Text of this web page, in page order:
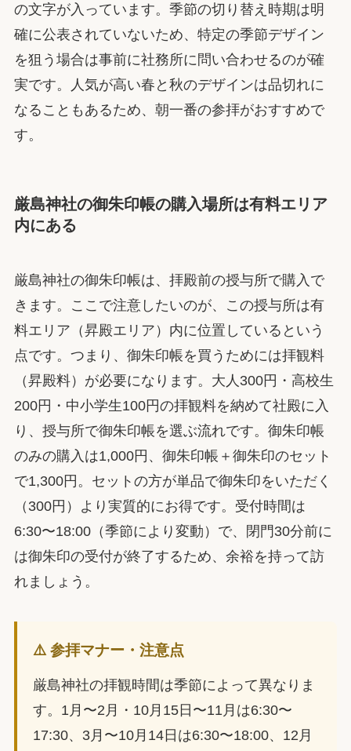
の文字が入っています。季節の切り替え時期は明
確に公表されていないため、特定の季節デザイン
を狙う場合は事前に社務所に問い合わせるのが確
実です。人気が高い春と秋のデザインは品切れに
なることもあるため、朝一番の参拝がおすすめで
す。
厳島神社の御朱印帳の購入場所は有料エリア
内にある
厳島神社の御朱印帳は、拝殿前の授与所で購入で
きます。ここで注意したいのが、この授与所は有
料エリア（昇殿エリア）内に位置しているという
点です。つまり、御朱印帳を買うためには拝観料
（昇殿料）が必要になります。大人300円・高校生
200円・中小学生100円の拝観料を納めて社殿に入
り、授与所で御朱印帳を選ぶ流れです。御朱印帳
のみの購入は1,000円、御朱印帳＋御朱印のセット
で1,300円。セットの方が単品で御朱印をいただく
（300円）より実質的にお得です。受付時間は
6:30〜18:00（季節により変動）で、閉門30分前に
は御朱印の受付が終了するため、余裕を持って訪
れましょう。
⚠️ 参拝マナー・注意点
厳島神社の拝観時間は季節によって異なりま
す。1月〜2月・10月15日〜11月は6:30〜
17:30、3月〜10月14日は6:30〜18:00、12月